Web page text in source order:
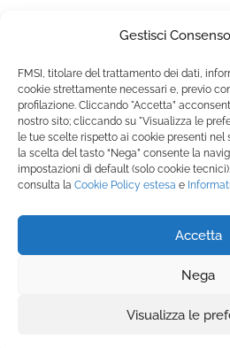
Gestisci
FMSI, titolare del trattamento dei dati,
cookie strettamente necessari e, previo
profilazione. Cliccando "Accetta”
nostro sito; cliccando su "Visualizza le
le tue scelte rispetto ai cookie presenti nel
la scelta del tasto “Nega” consente la
impostazioni di default (solo cookie
consulta la Cookie Policy estesa e
Accetta
Nega
Visualizza le
Fondazione Marista per la Solidarietà
P.le M. Champagnat, 2 00144 Roma,
Tel.: +39 06 54 5171 | Fax: +39 06 54
SEGUICI SU: